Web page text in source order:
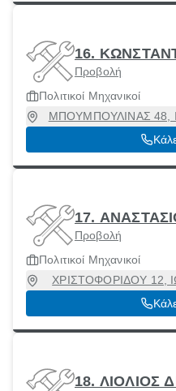
16.
Προβολή
Πολιτικοί Μηχανικοί
ΜΠΟΥΜΠΟΥΛΙΝΑΣ 48,
17.
Προβολή
Πολιτικοί Μηχανικοί
ΧΡΙΣΤΟΦΟΡΙΔΟΥ 12,
18. ΛΙΟΛΙΟΣ